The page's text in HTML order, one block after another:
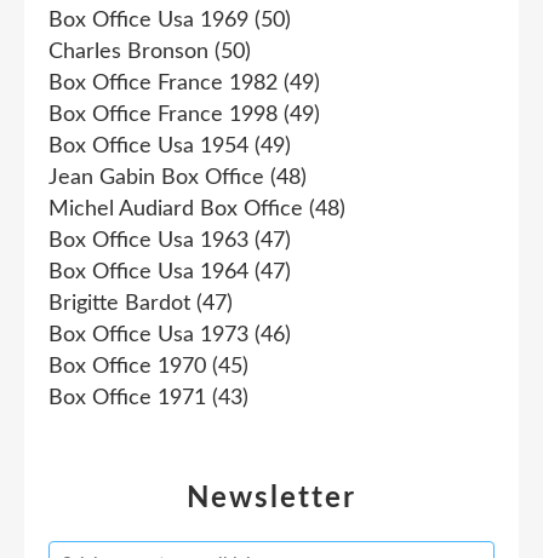
Newsletter
Box Office Usa 1969 (50)
Charles Bronson (50)
Box Office France 1982 (49)
Box Office France 1998 (49)
Box Office Usa 1954 (49)
Jean Gabin Box Office (48)
Michel Audiard Box Office (48)
Box Office Usa 1963 (47)
Box Office Usa 1964 (47)
Brigitte Bardot (47)
Box Office Usa 1973 (46)
Box Office 1970 (45)
Box Office 1971 (43)